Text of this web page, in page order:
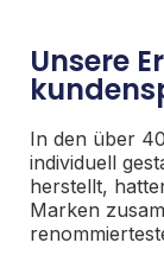
Unsere
In den über
individuell
herstellt,
Marken